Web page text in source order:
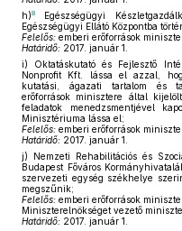
h)8
Egészségügyi
Egészségügyi Ellátó Központba
Felelős: emberi erőforrások
Határidő: 2017. január 1.
i) Oktatáskutató és Fejlesztő
Nonprofit Kft. lássa el azzal,
kutatási, ágazati tartalom és
erőforrások minisztere által
feladatok menedzsmentjével
Minisztériuma lássa el;
Felelős: emberi erőforrások
Határidő: 2017. január 1.
j) Nemzeti Rehabilitációs és
Budapest Főváros
szervezeti egység székhelye
megszűnik;
Felelős: emberi erőforrások
Miniszterelnökséget vezető
Határidő: 2017. január 1.